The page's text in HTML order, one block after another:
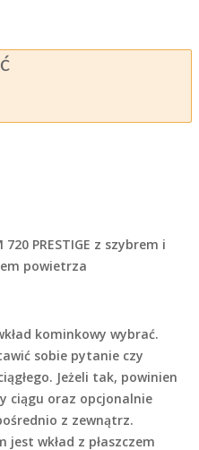
PRESTIGE z szybrem i
powietrza
kominkowy wybrać.
sobie pytanie czy
Jeżeli tak, powinien
ciągu oraz opcjonalnie
z zewnątrz.
wkład z płaszczem